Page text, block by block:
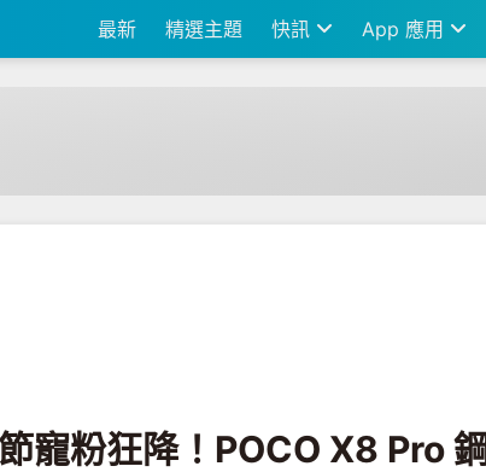
最新 精選主題 快訊 App 應用
X8 Pro 鋼鐵人版帥氣登場
寵粉狂降！POCO X8 Pro 鋼